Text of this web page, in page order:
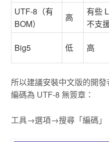
UTF-8（有
BOM）
高
有些
不支
Big5 低 高
所以建議安裝中文版的開
編碼為 UTF-8 無簽章：
工具→選項→搜尋「編碼」